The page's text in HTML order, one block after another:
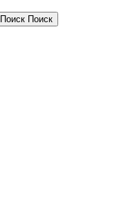
Поиск Поиск